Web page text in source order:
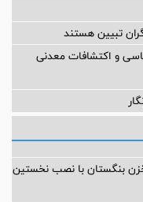
تبیین هستند
و اکتشافات معدنی
بنگستان با نصب نخستین